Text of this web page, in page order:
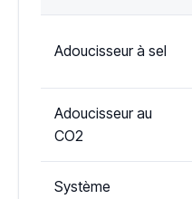
Adoucisseur à sel
Adoucisseur au
CO2
Système